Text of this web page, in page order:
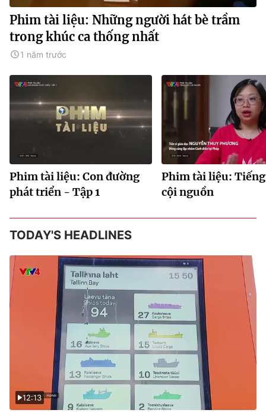
Phim tài liệu: Những người hát bè trầm
trong khúc ca thống nhất
1 năm trước
Phim tài liệu: Con đường
phát triển - Tập 1
Phim tài liệu:
cội nguồn
TODAY'S HEADLINES
12:13